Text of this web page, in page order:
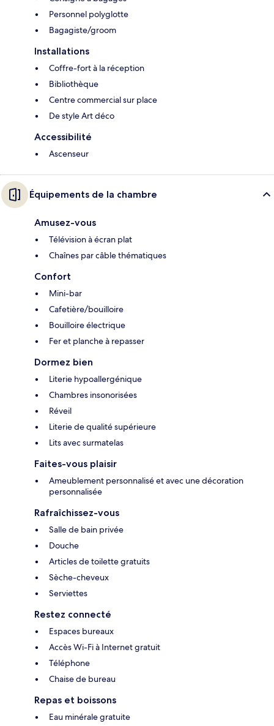
Personnel polyglotte
Bagagiste/groom
Installations
Coffre-fort à la réception
Bibliothèque
Centre commercial sur place
De style Art déco
Accessibilité
Ascenseur
Équipements de la chambre
Amusez-vous
Télévision à écran plat
Chaînes par câble thématiques
Confort
Mini-bar
Cafetière/bouilloire
Bouilloire électrique
Fer et planche à repasser
Dormez bien
Literie hypoallergénique
Chambres insonorisées
Réveil
Literie de qualité supérieure
Lits avec surmatelas
Faites-vous plaisir
Ameublement personnalisé et avec une décoration
personnalisée
Rafraîchissez-vous
Salle de bain privée
Douche
Articles de toilette gratuits
Sèche-cheveux
Serviettes
Restez connecté
Espaces bureaux
Accès Wi-Fi à Internet gratuit
Téléphone
Chaise de bureau
Repas et boissons
Eau minérale gratuite